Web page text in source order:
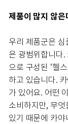
제품이 많지 않
우리 제품군은
은 광범위합니다
으로 구성된 ‘헬
하고 있습니다.
가 있어요. 어떤
소비하지만, 무
있기 때문에 카